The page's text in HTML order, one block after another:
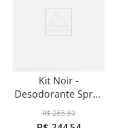
Kit Noir -
Desodorante Spray
100ml
R$265,80